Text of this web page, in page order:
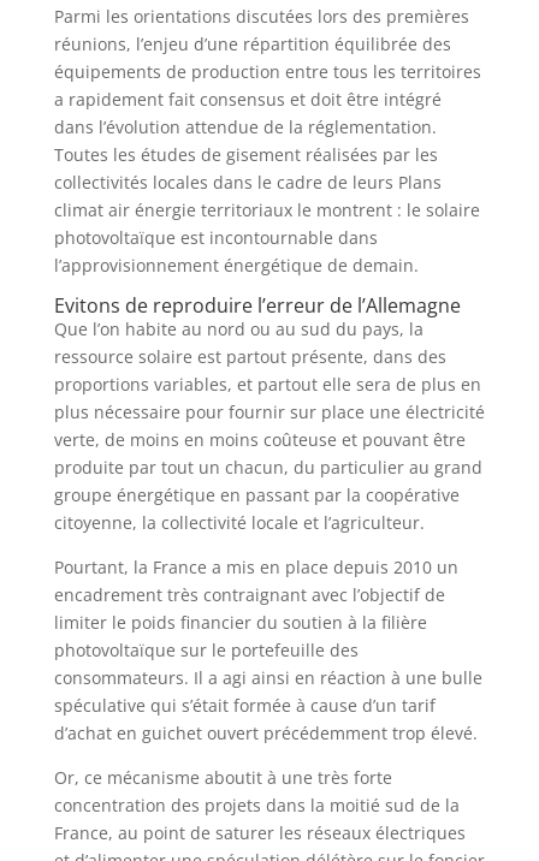
Parmi les orientations discutées lors des premières
réunions, l’enjeu d’une répartition équilibrée des
équipements de production entre tous les territoires
a rapidement fait consensus et doit être intégré
dans l’évolution attendue de la réglementation.
Toutes les études de gisement réalisées par les
collectivités locales dans le cadre de leurs Plans
climat air énergie territoriaux le montrent : le solaire
photovoltaïque est incontournable dans
l’approvisionnement énergétique de demain.
Evitons de reproduire l’erreur de l’Allemagne
Que l’on habite au nord ou au sud du pays, la
ressource solaire est partout présente, dans des
proportions variables, et partout elle sera de plus en
plus nécessaire pour fournir sur place une électricité
verte, de moins en moins coûteuse et pouvant être
produite par tout un chacun, du particulier au grand
groupe énergétique en passant par la coopérative
citoyenne, la collectivité locale et l’agriculteur.
Pourtant, la France a mis en place depuis 2010 un
encadrement très contraignant avec l’objectif de
limiter le poids financier du soutien à la filière
photovoltaïque sur le portefeuille des
consommateurs. Il a agi ainsi en réaction à une bulle
spéculative qui s’était formée à cause d’un tarif
d’achat en guichet ouvert précédemment trop élevé.
Or, ce mécanisme aboutit à une très forte
concentration des projets dans la moitié sud de la
France, au point de saturer les réseaux électriques